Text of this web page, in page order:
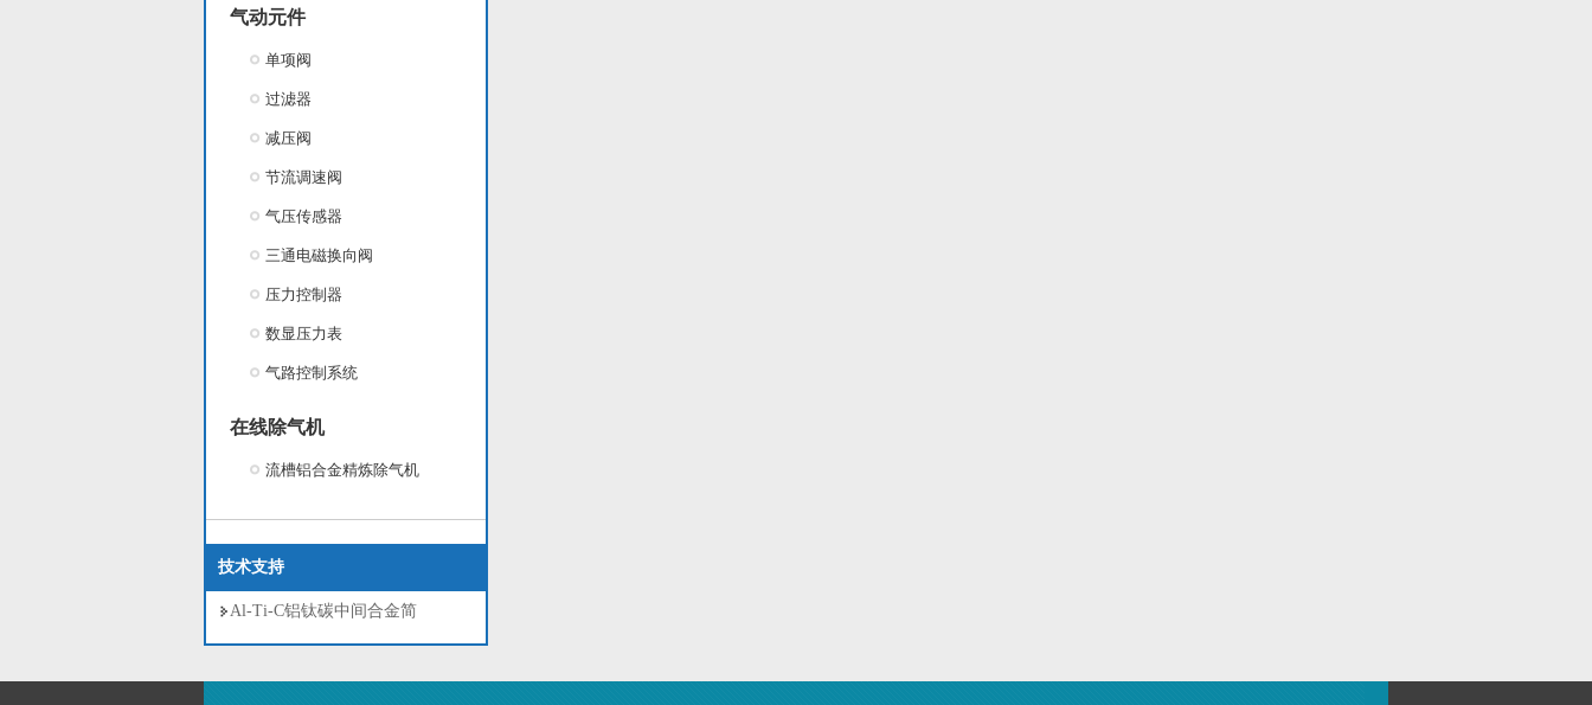
气动元件
单项阀
过滤器
减压阀
节流调速阀
气压传感器
三通电磁换向阀
压力控制器
数显压力表
气路控制系统
在线除气机
流槽铝合金精炼除气机
技术支持
Al-Ti-C铝钛碳中间合金简